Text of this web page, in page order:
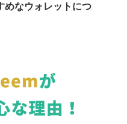
めなウォレットにつ